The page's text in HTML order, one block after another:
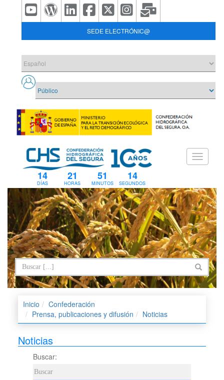
SEDE ELECTRÓNIC@
14
DÍAS
21
HORAS
51
MINUTOS
12
SEGUNDOS
Inicio
Confederación
Prensa, publicaciones y difusión
Noticias
Noticias
Buscar: